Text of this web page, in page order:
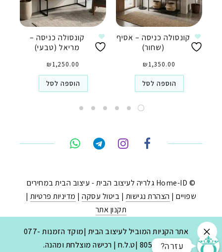
אתר הקניות המוביל לעיצוב הבית |מוקד הזמנות 077-
8053030 |ט.ל.ח | רכישה מוצלחת ומהנה.
קונסולה כניסה – אסיף
(שחור)
₪1,350.00
הוספה לסל
קונסולה כניסה –
מריאל (טבעי)
₪1,250.00
הוספה לסל
© Home-ID גלריה לעיצוב הבית - עיצוב הבית במחירים
שפויים | הצהרת נגישות | ביטול עסקה| מדיניות פרטיות |
תקנון אתר
?עזרה